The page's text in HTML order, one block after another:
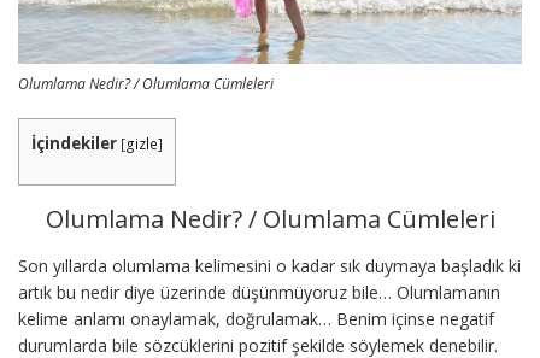
Olumlama Nedir? / Olumlama Cümleleri
İçindekiler [gizle]
Olumlama Nedir? / Olumlama Cümleleri
Son yıllarda olumlama kelimesini o kadar sık duymaya başladık ki
artık bu nedir diye üzerinde düşünmüyoruz bile… Olumlamanın
kelime anlamı onaylamak, doğrulamak… Benim içinse negatif
durumlarda bile sözcüklerini pozitif şekilde söylemek denebilir.